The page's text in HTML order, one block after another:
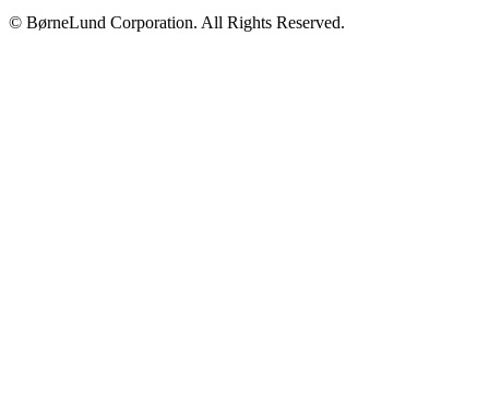
© BørneLund Corporation. All Rights Reserved.